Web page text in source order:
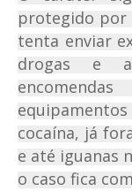
protegido por
tenta enviar
drogas e
cocaína, já
e até iguanas
o caso fica